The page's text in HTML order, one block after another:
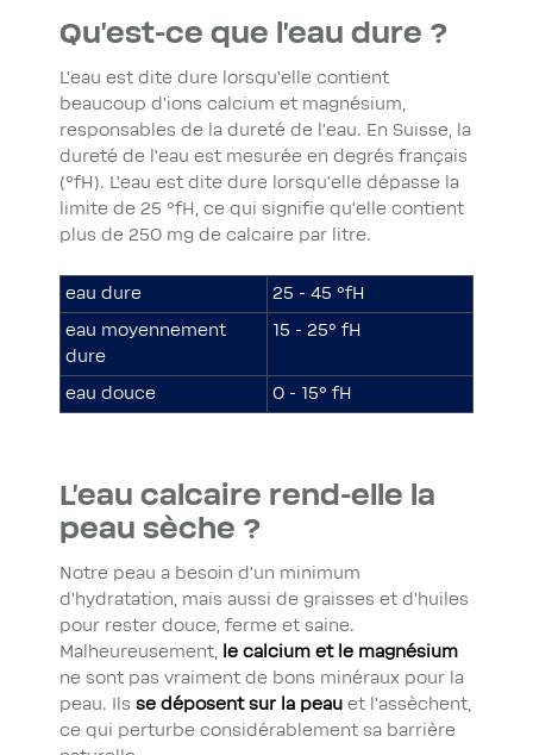
Qu’est-ce que l’eau dure ?
L’eau est dite dure lorsqu’elle contient
beaucoup d’ions calcium et magnésium,
responsables de la dureté de l’eau. En Suisse, la
dureté de l’eau est mesurée en degrés français
(°fH). L’eau est dite dure lorsqu’elle dépasse la
limite de 25 °fH, ce qui signifie qu’elle contient
plus de 250 mg de calcaire par litre.
eau dure
25 - 45 °fH
eau moyennement
dure
15 - 25° fH
eau douce 0 - 15° fH
L’eau calcaire rend-elle la
peau sèche ?
Notre peau a besoin d’un minimum
d’hydratation, mais aussi de graisses et d’huiles
pour rester douce, ferme et saine.
Malheureusement, le calcium et le magnésium
ne sont pas vraiment de bons minéraux pour la
peau. Ils se déposent sur la peau et l’assèchent,
ce qui perturbe considérablement sa barrière